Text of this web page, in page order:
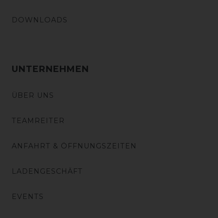
DOWNLOADS
UNTERNEHMEN
ÜBER UNS
TEAMREITER
ANFAHRT & ÖFFNUNGSZEITEN
LADENGESCHÄFT
EVENTS